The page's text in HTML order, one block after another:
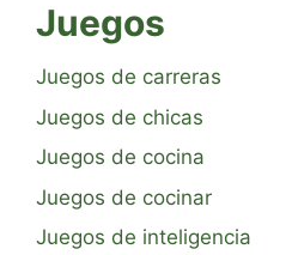
Juegos
Juegos de carreras
Juegos de chicas
Juegos de cocina
Juegos de cocinar
Juegos de inteligencia